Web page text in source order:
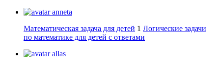
anneta
Математическая задача для детей 1 Логические задачи
по математике для детей с ответами
allas